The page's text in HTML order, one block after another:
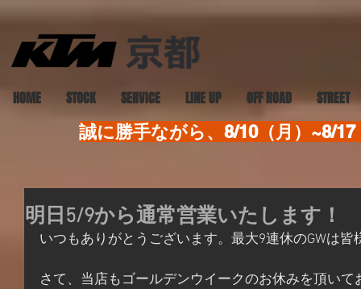
HOME STOCK SERVICE LINE UP OFF ROAD STREET
誠に勝手ながら、8/10（月）~8/
明日5/9から通常営業いたします！
いつもありがとうございます。最大9連休のGWは
さて、当店もゴールデンウイークのお休みを頂い